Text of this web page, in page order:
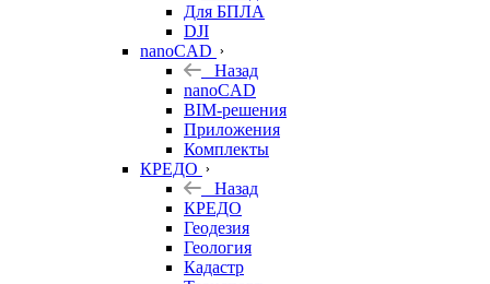
Для БПЛА
DJI
nanoCAD
Назад
nanoCAD
BIM-решения
Приложения
Комплекты
КРЕДО
Назад
КРЕДО
Геодезия
Геология
Кадастр